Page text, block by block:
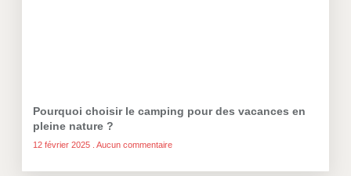
Pourquoi choisir le camping pour des vacances en
pleine nature ?
12 février 2025 Aucun commentaire